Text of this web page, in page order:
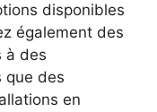
disponibles
également des
à des
que des
en